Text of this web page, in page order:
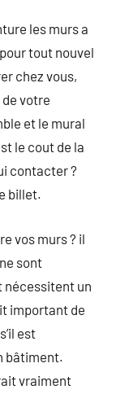
les murs a
tout nouvel
chez vous,
votre
et le mural
le cout de la
contacter ?
billet.
vos murs ? il
sont
nécessitent un
important de
est
bâtiment.
vraiment